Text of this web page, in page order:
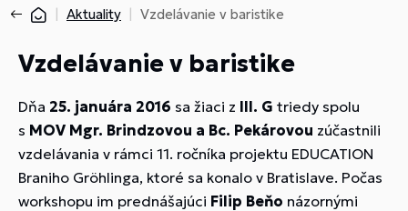
Aktuality Vzdelávanie v baristike
Vzdelávanie v baristike
Dňa 25. januára 2016 sa žiaci z III. G triedy spolu
s MOV Mgr. Brindzovou a Bc. Pekárovou zúčastnili
vzdelávania v rámci 11. ročníka projektu EDUCATION
Braniho Gröhlinga, ktoré sa konalo v Bratislave. Počas
workshopu im prednášajúci Filip Beňo názornými